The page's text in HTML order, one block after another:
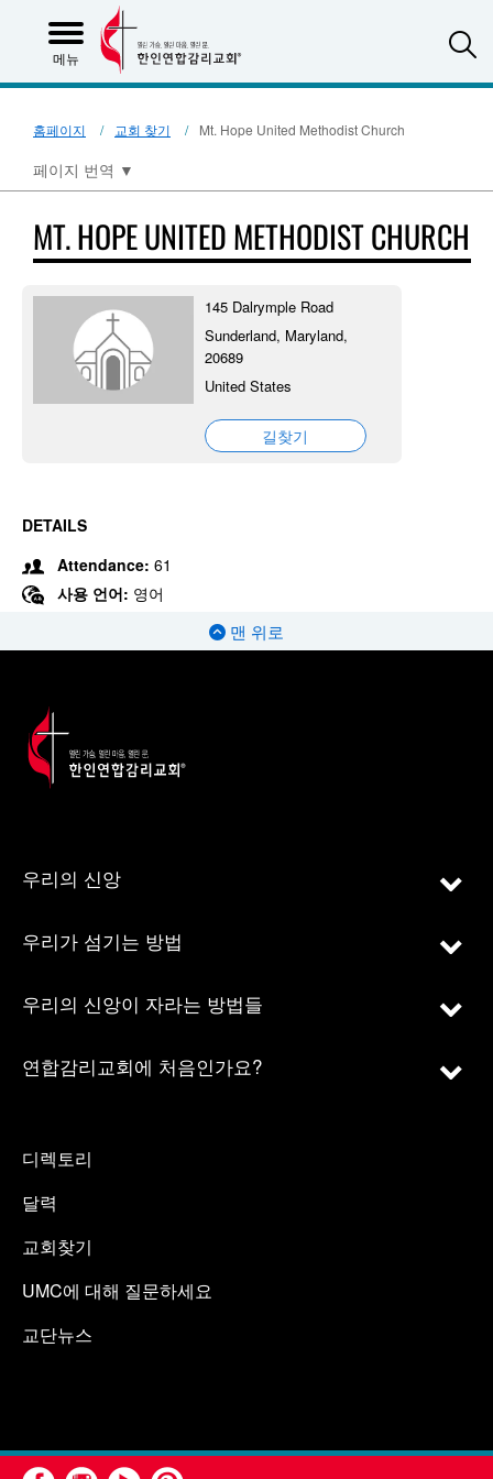
메뉴
홈페이지 교회 찾기 Mt. Hope United Methodist Church
페이지 번역 ▼
MT. HOPE UNITED METHODIST CHURCH
145 Dalrymple Road
Sunderland, Maryland,
20689
United States
길찾기
DETAILS
Attendance: 61
사용 언어: 영어
맨 위로
우리의 신앙
우리가 섬기는 방법
우리의 신앙이 자라는 방법들
연합감리교회에 처음인가요?
디렉토리
달력
교회찾기
UMC에 대해 질문하세요
교단뉴스